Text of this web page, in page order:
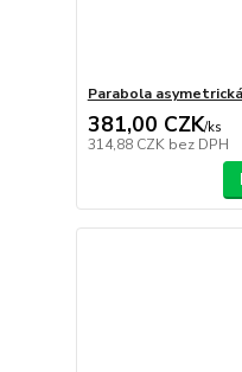
Parabola
381,00 CZK/ks
314,88 CZK bez DPH